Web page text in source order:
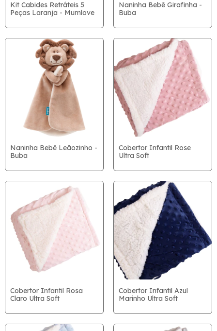
Kit Cabides Retráteis 5
Peças Laranja - Mumlove
Naninha Bebê Girafinha -
Buba
Naninha Bebê Leãozinho -
Buba
Cobertor Infantil Rose
Ultra Soft
Cobertor Infantil Rosa
Claro Ultra Soft
Cobertor Infantil Azul
Marinho Ultra Soft